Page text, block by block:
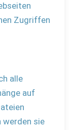
Zugriffen
alle
auf
werden sie